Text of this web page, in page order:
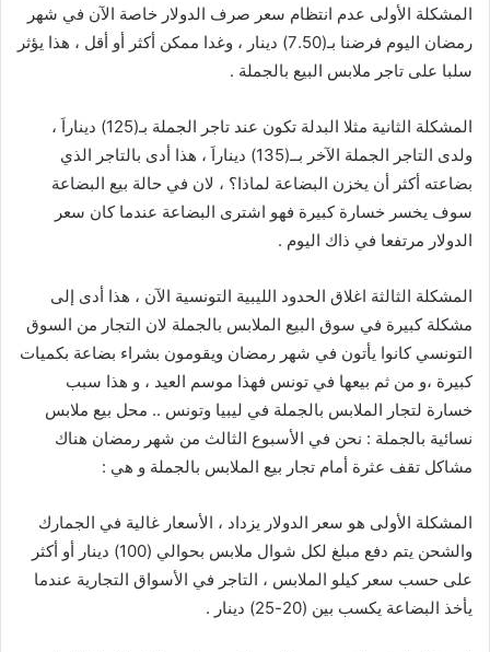
المشكلة الأولى عدم انتظام سعر صرف الدولار خاصة الآن في شهر
رمضان اليوم فرضنا بـ(
7.50
) دينار ، وغدا ممكن أكثر أو أقل ، هذا يؤثر
سلبا على تاجر ملابس البيع بالجملة .
المشكلة الثانية مثلا البدلة تكون عند تاجر الجملة بـ(
125
) ديناراَ ،
ولدى التاجر الجملة الآخر بــ(
135
) ديناراَ ، هذا أدى بالتاجر الذي
بضاعته أكثر أن يخزن البضاعة لماذا؟ ، لان في حالة بيع البضاعة
سوف يخسر خسارة كبيرة فهو اشترى البضاعة عندما كان سعر
الدولار مرتفعا في ذاك اليوم .
المشكلة الثالثة اغلاق الحدود الليبية التونسية الآن ، هذا أدى إلى
مشكلة كبيرة في سوق البيع الملابس بالجملة لان التجار من السوق
التونسي كانوا يأتون في شهر رمضان ويقومون بشراء بضاعة بكميات
كبيرة ،و من ثم بيعها في تونس فهذا موسم العيد ، و هذا سبب
خسارة لتجار الملابس بالجملة في ليبيا وتونس .. محل بيع ملابس
نسائية بالجملة : نحن في الأسبوع الثالث من شهر رمضان هناك
مشاكل تقف عثرة أمام تجار بيع الملابس بالجملة و هي :
المشكلة الأولى هو سعر الدولار يزداد ، الأسعار غالية في الجمارك
والشحن يتم دفع مبلغ لكل شوال ملابس بحوالي (
100
) دينار أو أكثر
على حسب سعر كيلو الملابس ، التاجر في الأسواق التجارية عندما
يأخذ البضاعة يكسب بين (
20-25
) دينار .